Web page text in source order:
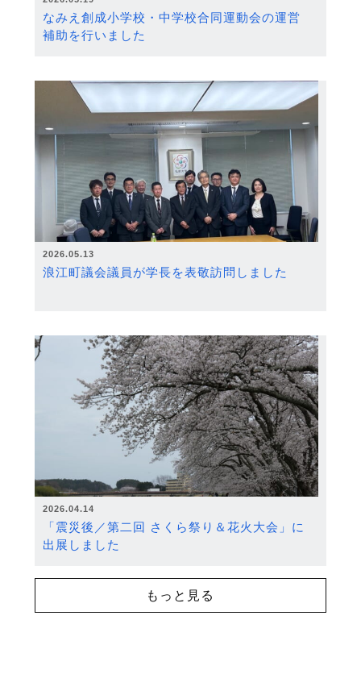
なみえ創成小学校・中学校合同運動会の運営
補助を行いました
2026.05.13
浪江町議会議員が学長を表敬訪問しました
2026.04.14
「震災後／第二回 さくら祭り＆花火大会」に
出展しました
もっと見る